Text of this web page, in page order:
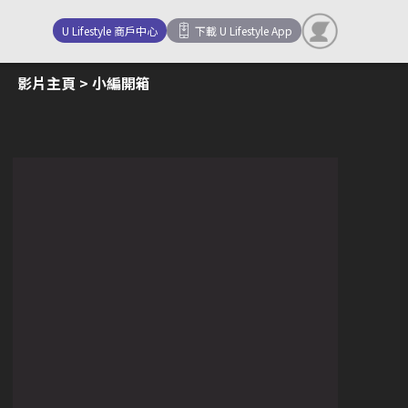
U Lifestyle 商戶中心 下載 U Lifestyle App
影片主頁 > 小編開箱